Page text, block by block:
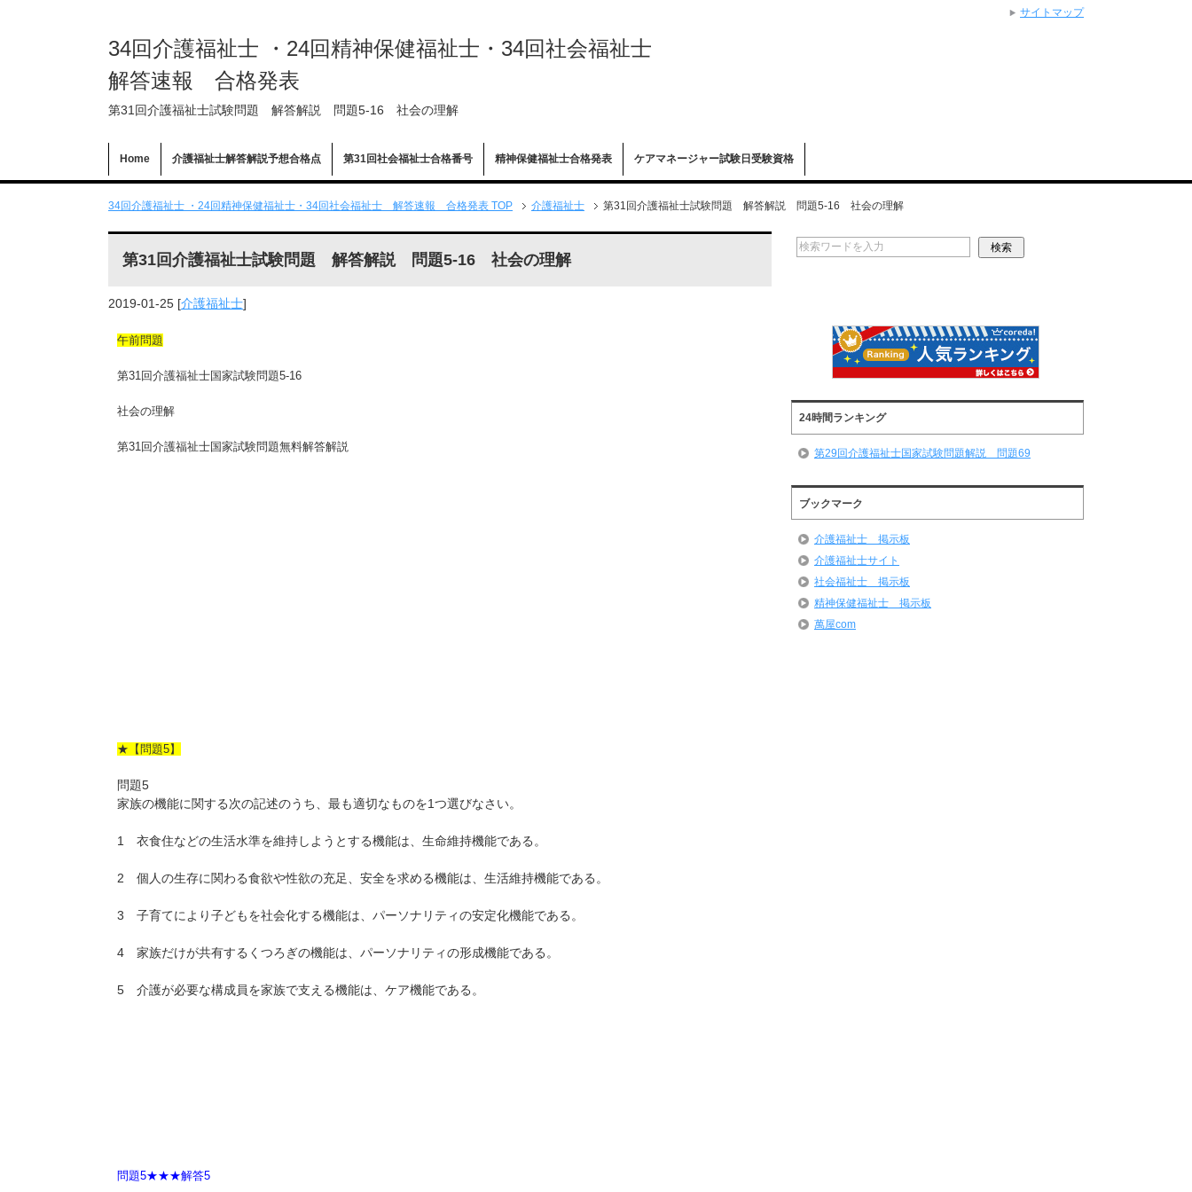
34回介護福祉士 ・24回精神保健福祉士・34回社会福祉士
解答速報 合格発表
第31回介護福祉士試験問題 解答解説 問題5-16 社会の理解
Home 介護福祉士解答解説予想合格点 第31回社会福祉士合格番号 精神保健福祉士合格発表 ケアマネージャー試験日受験資格
34回介護福祉士 ・24回精神保健福祉士・34回社会福祉士 解答速報 合格発表 TOP 介護福祉士 第31回介護福祉士試験問題 解答解説 問題5-16 社会の理解
第31回介護福祉士試験問題 解答解説 問題5-16 社会の理解
2019-01-25 [介護福祉士]
午前問題
第31回介護福祉士国家試験問題5-16
社会の理解
第31回介護福祉士国家試験問題無料解答解説
★【問題5】
問題5
家族の機能に関する次の記述のうち、最も適切なものを1つ選びなさい。
1 衣食住などの生活水準を維持しようとする機能は、生命維持機能である。
2 個人の生存に関わる食欲や性欲の充足、安全を求める機能は、生活維持機能である。
3 子育てにより子どもを社会化する機能は、パーソナリティの安定化機能である。
4 家族だけが共有するくつろぎの機能は、パーソナリティの形成機能である。
5 介護が必要な構成員を家族で支える機能は、ケア機能である。
問題5★★★解答5
24時間ランキング
第29回介護福祉士国家試験問題解説 問題69
ブックマーク
介護福祉士 掲示板
介護福祉士サイト
社会福祉士 掲示板
精神保健福祉士 掲示板
萬屋com
サイトマップ